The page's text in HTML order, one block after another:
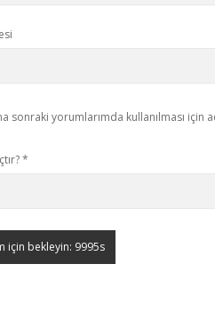
sonraki yorumlarımda kullanılması için
*